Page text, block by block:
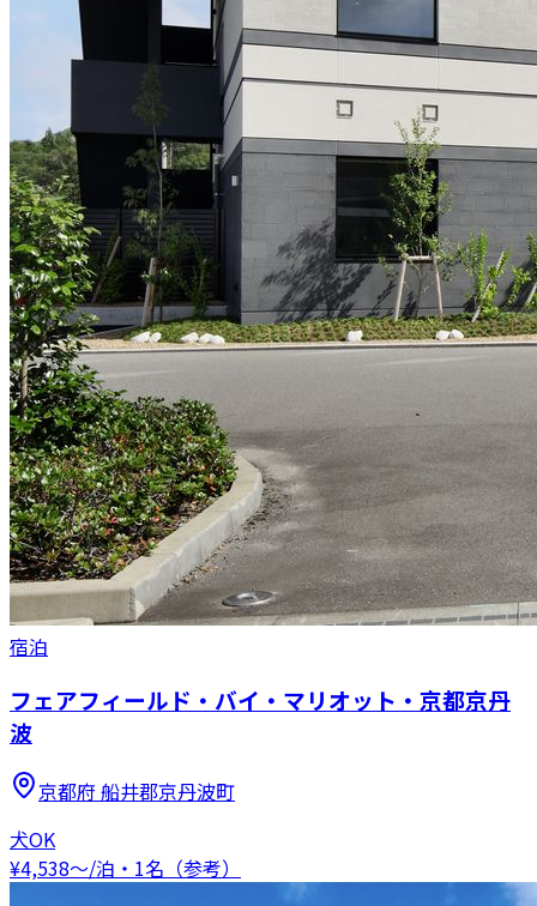
宿泊
フェアフィールド・バイ・マリオット・京都京丹
波
京都府 船井郡京丹波町
犬OK
¥4,538〜/泊・1名（参考）